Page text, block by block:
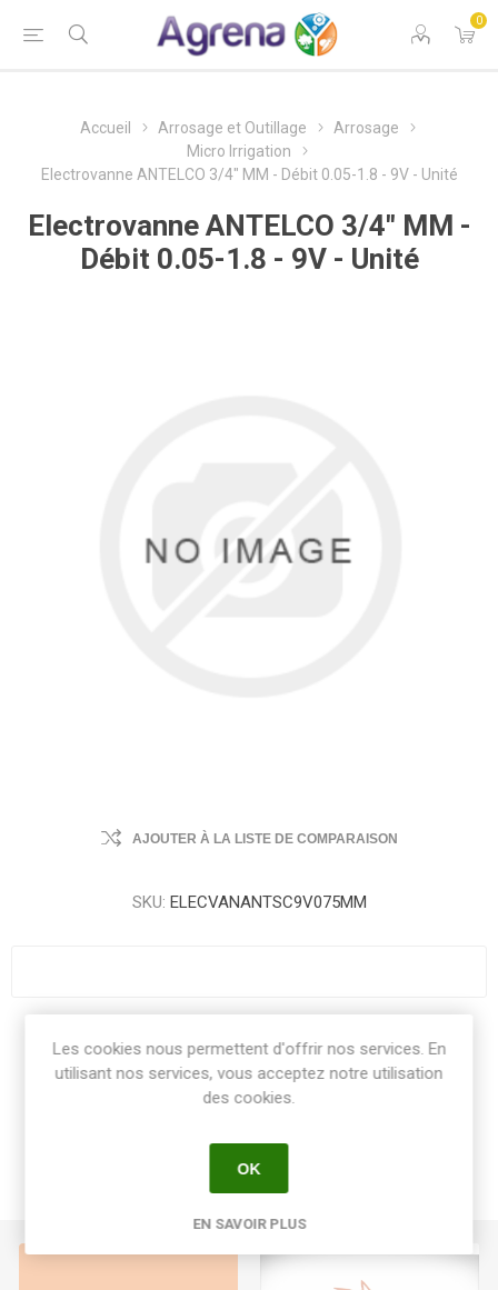
0
Accueil Arrosage et Outillage
Arrosage
Micro Irrigation
Electrovanne ANTELCO 3/4" MM - Débit 0.05-1.8 - 9V - Unité
Electrovanne ANTELCO 3/4" MM -
Débit 0.05-1.8 - 9V - Unité
AJOUTER À LA LISTE DE COMPARAISON
SKU: ELECVANANTSC9V075MM
Share:
Les cookies nous permettent d'offrir nos services. En
utilisant nos services, vous acceptez notre utilisation
des cookies.
OK
EN SAVOIR PLUS